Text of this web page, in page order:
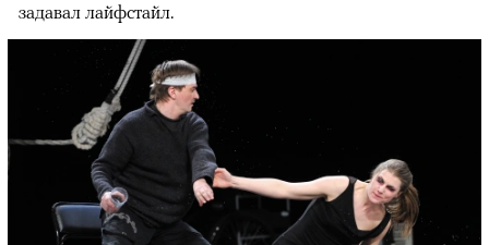
задавал лайфстайл.